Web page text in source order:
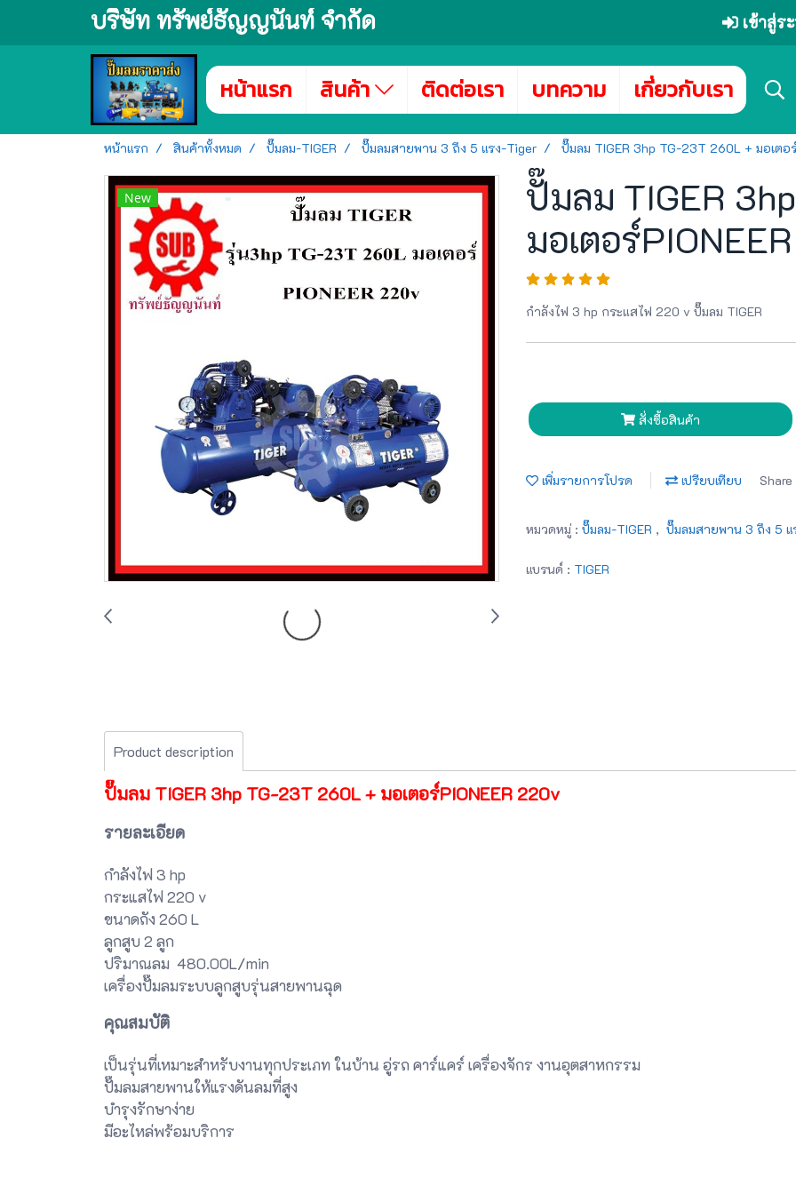
บริษัท ทรัพย์ธัญญนันท์ จำกัด เข้าสู่ร
หน้าแรก สินค้า ติดต่อเรา บทความ เกี่ยวกับเรา
หน้าแรก สินค้าทั้งหมด ปั๊มลม-TIGER ปั๊มลมสายพาน 3 ถึง 5 แรง-Tiger ปั๊มลม TIGER 3hp TG-23T 260L + มอเตอ
New
ปั๊มลม TIGER
มอเตอร์
กำลังไฟ 3 hp กระแสไฟ 220 v ปั๊มลม TIGER
สั่งซื้อสินค้า
เพิ่มรายการโปรด เปรียบเทียบ Share
หมวดหมู่ : ปั๊มลม-TIGER , ปั๊มลมสายพาน 3 ถึง 5 แ
แบรนด์ : TIGER
Product description
ปั๊มลม TIGER 3hp TG-23T 260L + มอเตอร์PIONEER 220v
รายละเอียด
กำลังไฟ 3 hp
กระแสไฟ 220 v
ขนาดถัง 260 L
ลูกสูบ 2 ลูก
ปริมาณลม 480.00L/min
เครื่องปั๊มลมระบบลูกสูบรุ่นสายพานฉุด
คุณสมบัติ
เป็นรุ่นที่เหมาะสำหรับงานทุกประเภท ในบ้าน อู่รถ คาร์แคร์ เครื่องจักร งานอุตสาหกรรม
ปั๊มลมสายพานให้แรงดันลมที่สูง
บำรุงรักษาง่าย
มีอะไหล่พร้อมบริการ